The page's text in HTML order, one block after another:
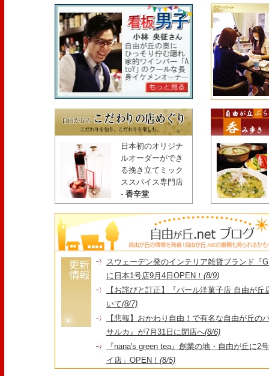
日本初のオリジナ
ルオーダーができ
る挽き立てミック
ススパイス専門店
- 香辛堂
スウェーデン発のインテリア雑貨ブランド『
に日本1号店9月4日OPEN！ (8/9)
【お詫びと訂正】『パール洋菓子店 自由が
いて(8/7)
【悲報】おかわり自由！で有名な自由が丘の
サルカ』が7月31日に閉店へ(8/6)
『nana's green tea』創業の地・自由が丘に2
イ店」OPEN！ (8/5)